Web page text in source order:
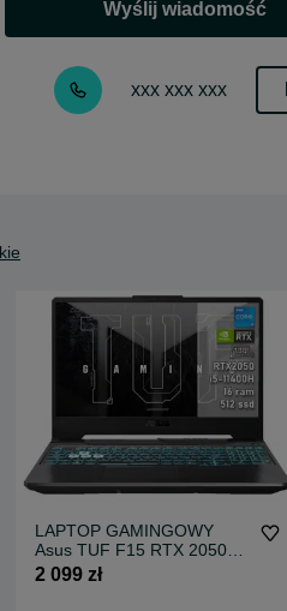
Wyślij wiadomość
xxx xxx xxx
LAPTOP GAMINGOWY
Asus TUF F15 RTX 2050
Intel i5-11400H 144 hz
2 099 zł